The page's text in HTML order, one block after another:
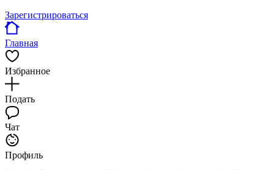
Зарегистрироваться
Главная
Избранное
Подать
Чат
Профиль